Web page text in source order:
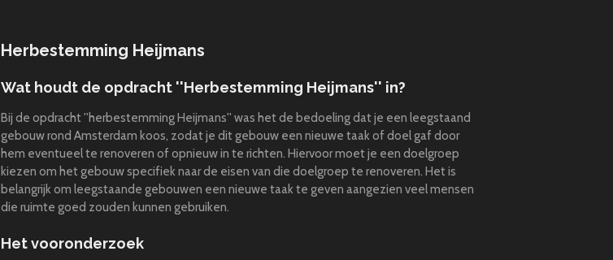
Herbestemming Heijmans
Wat houdt de opdracht ''Herbestemming Heijmans'' in?
Bij de opdracht ''herbestemming Heijmans'' was het de bedoeling dat je een leegstaand
gebouw rond Amsterdam koos, zodat je dit gebouw een nieuwe taak of doel gaf door
hem eventueel te renoveren of opnieuw in te richten. Hiervoor moet je een doelgroep
kiezen om het gebouw specifiek naar de eisen van die doelgroep te renoveren. Het is
belangrijk om leegstaande gebouwen een nieuwe taak te geven aangezien veel mensen
die ruimte goed zouden kunnen gebruiken.
Het vooronderzoek